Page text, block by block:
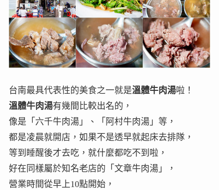
台南最具代表性的美食之一就是溫體牛肉湯啦！
溫體牛肉湯有幾間比較出名的，
像是「六千牛肉湯」、「阿村牛肉湯」等，
都是凌晨就開店，如果不是透早就起床去排隊，
等到睡醒後才去吃，就什麼都吃不到啦，
好在同樣屬於知名老店的「文章牛肉湯」，
營業時間從早上10點開始，